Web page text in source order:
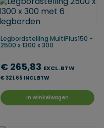
Legbordstelling MultiPlus150 -
2500 x 1300 x 300
€ 265,83 EXCL. BTW
€ 321,65 INCL BTW
In Winkelwagen